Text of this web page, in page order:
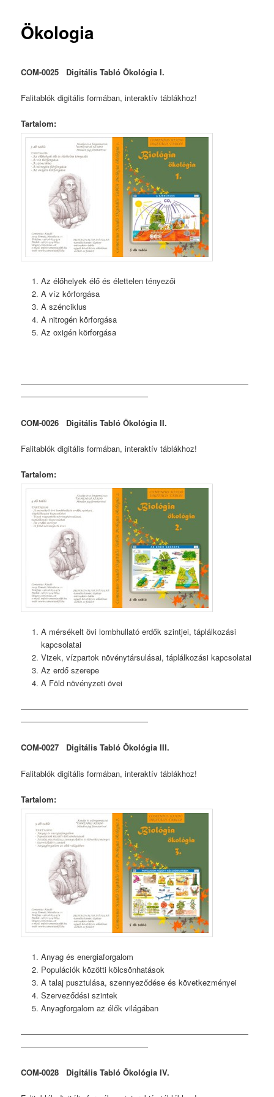
Ökologia
COM-0025 Digitális Tabló Ökológia I.
Falitablók digitális formában, interaktív táblákhoz!
Tartalom:
Az élőhelyek élő és élettelen tényezői
A víz körforgása
A szénciklus
A nitrogén körforgása
Az oxigén körforgása
COM-0026 Digitális Tabló Ökológia II.
Falitablók digitális formában, interaktív táblákhoz!
Tartalom:
A mérsékelt övi lombhullató erdők szintjei, táplálkozási
kapcsolatai
Vizek, vízpartok növénytársulásai, táplálkozási kapcsolatai
Az erdő szerepe
A Föld növényzeti övei
COM-0027 Digitális Tabló Ökológia III.
Falitablók digitális formában, interaktív táblákhoz!
Tartalom:
Anyag és energiaforgalom
Populációk közötti kölcsönhatások
A talaj pusztulása, szennyeződése és következményei
Szerveződési szintek
Anyagforgalom az élők világában
COM-0028 Digitális Tabló Ökológia IV.